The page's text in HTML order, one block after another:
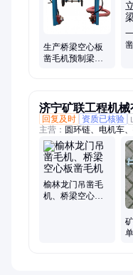
尺、钢筋切断机、钢筋
马路切割机、马路刻纹
生产桥梁空心板
凿毛机预制梁场
济宁矿联工程机械
回复及时
资质已核验
主营： 圆环链、电机车
板机、三环链、挡车器
给煤机、抹光机、煤溜
耙矿绞车、回柱绞车、
榆林龙门吊凿毛
机、桥梁空心板